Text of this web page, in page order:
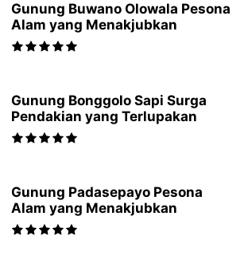
Gunung Buwano Olowala Pesona
Alam yang Menakjubkan
Gunung Bonggolo Sapi Surga
Pendakian yang Terlupakan
Gunung Padasepayo Pesona
Alam yang Menakjubkan